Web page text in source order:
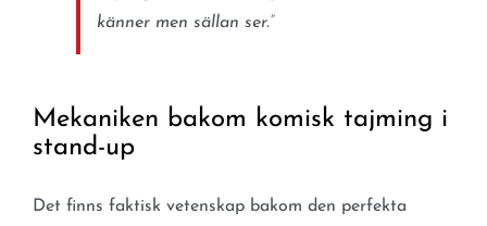
känner men sällan ser.”
Mekaniken bakom komisk tajming i
stand-up
Det finns faktisk vetenskap bakom den perfekta